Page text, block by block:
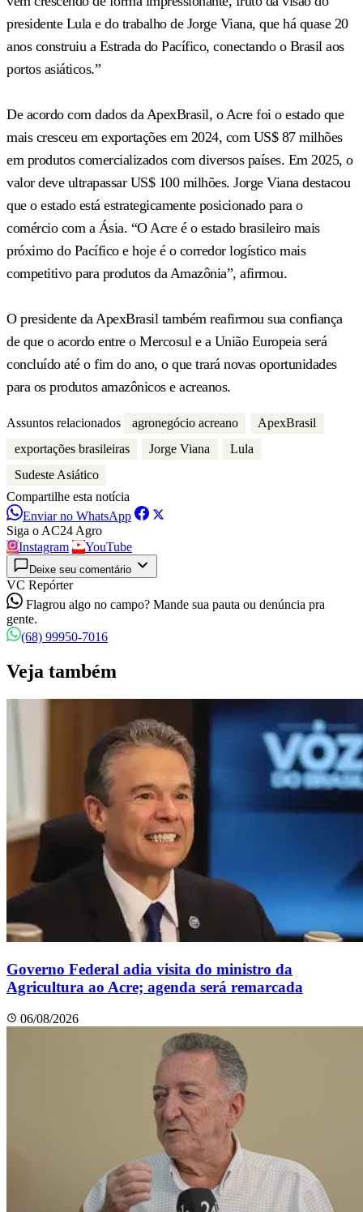
presidente Lula e do trabalho de Jorge Viana, que há quase 20
anos construiu a Estrada do Pacífico, conectando o Brasil aos
portos asiáticos.”
De acordo com dados da ApexBrasil, o Acre foi o estado que
mais cresceu em exportações em 2024, com US$ 87 milhões
em produtos comercializados com diversos países. Em 2025, o
valor deve ultrapassar US$ 100 milhões. Jorge Viana destacou
que o estado está estrategicamente posicionado para o
comércio com a Ásia. “O Acre é o estado brasileiro mais
próximo do Pacífico e hoje é o corredor logístico mais
competitivo para produtos da Amazônia”, afirmou.
O presidente da ApexBrasil também reafirmou sua confiança
de que o acordo entre o Mercosul e a União Europeia será
concluído até o fim do ano, o que trará novas oportunidades
para os produtos amazônicos e acreanos.
Assuntos relacionados agronegócio acreano
ApexBrasil
exportações brasileiras
Jorge Viana
Lula
Sudeste Asiático
Compartilhe esta notícia
Enviar no WhatsApp
Siga o AC24 Agro
Instagram
YouTube
Deixe seu comentário
VC Repórter
Flagrou algo no campo? Mande sua pauta ou denúncia pra
gente.
(68) 99950-7016
Veja também
Governo Federal adia visita do ministro da
Agricultura ao Acre; agenda será remarcada
06/08/2026